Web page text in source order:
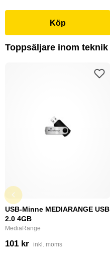
Köp
Toppsäljare inom teknik
USB-Minne MEDIARANGE USB
2.0 4GB
MediaRange
101 kr inkl. moms